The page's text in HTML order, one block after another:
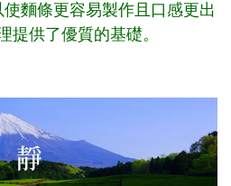
麵條更容易製作且口感更出
提供了優質的基礎。